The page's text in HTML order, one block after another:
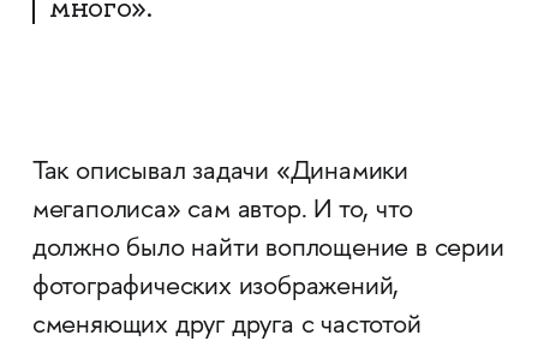
много».
Так описывал задачи «Динамики
мегаполиса» сам автор. И то, что
должно было найти воплощение в серии
фотографических изображений,
сменяющих друг друга с частотой